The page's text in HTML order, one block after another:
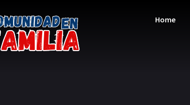
Home